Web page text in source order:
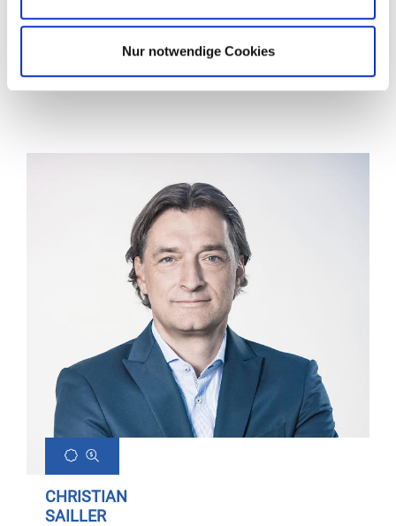
Nur notwendige Cookies
Unsere Berater zum Thema
Steuerberatung
CHRISTIAN
SAILLER